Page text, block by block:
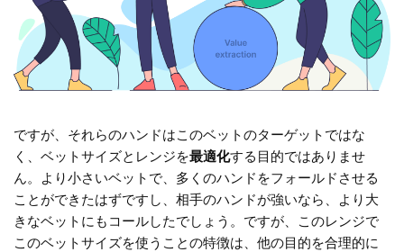
ですが、それらのハンドはこのベットのターゲットではな
く、ベットサイズとレンジを最適化する目的ではありませ
ん。より小さいベットで、多くのハンドをフォールドさせる
ことができたはずですし、相手のハンドが強いなら、より大
きなベットにもコールしたでしょう。ですが、このレンジで
このベットサイズを使うことの特徴は、他の目的を合理的に